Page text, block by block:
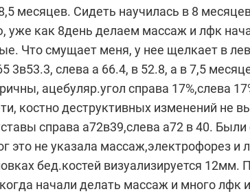
месяцев. Сидеть научилась в 8
уже как 8день делаем массаж и лфк
Что смущает меня, у нее щелкает в
3в53.3, слева а 66.4, в 52.8, а в 7,5
ацебуляр.угол справа 17%,слева
костно деструктивных изменений не
справа а72в39,слева а72 в 40.
это не указала массаж,электрофорез
бед.костей визуализируется
начали делать массаж и много